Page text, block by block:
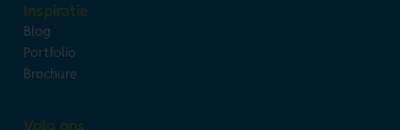
Inspiratie
Blog
Portfolio
Brochure
Volg ons